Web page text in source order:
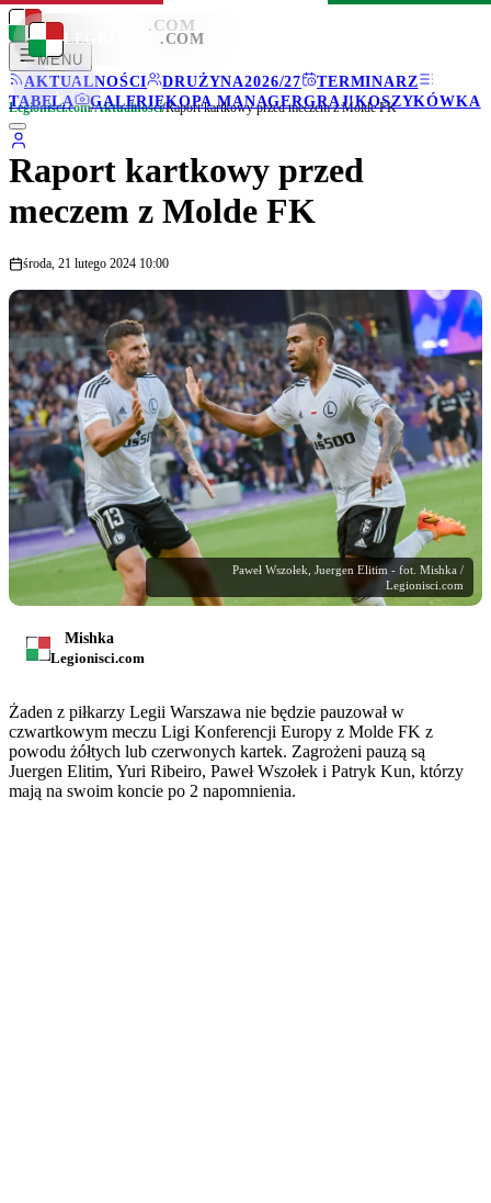
LEGIONISCI .COM
MENU
AKTUALNOŚCI
DRUŻYNA2026/27
TERMINARZ
TABELA
GALERIEKOPA MANAGERGRAJ!KOSZYKÓWKA
LEGIONISCI .COM
Legionisci.com/Aktualności/Raport kartkowy przed meczem z Molde FK
Raport kartkowy przed
meczem z Molde FK
środa, 21 lutego 2024 10:00
Paweł Wszołek, Juergen Elitim - fot. Mishka /
Legionisci.com
Mishka
Legionisci.com
Żaden z piłkarzy Legii Warszawa nie będzie pauzował w
czwartkowym meczu Ligi Konferencji Europy z Molde FK z
powodu żółtych lub czerwonych kartek. Zagrożeni pauzą są
Juergen Elitim, Yuri Ribeiro, Paweł Wszołek i Patryk Kun, którzy
mają na swoim koncie po 2 napomnienia.